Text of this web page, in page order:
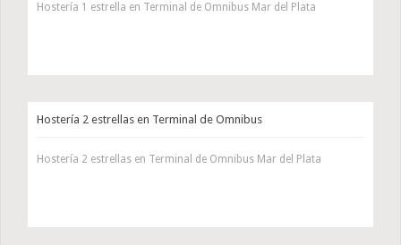
Hostería 1 estrella en Terminal de Omnibus Mar del Plata
Hostería 2 estrellas en Terminal de Omnibus
Hostería 2 estrellas en Terminal de Omnibus Mar del Plata